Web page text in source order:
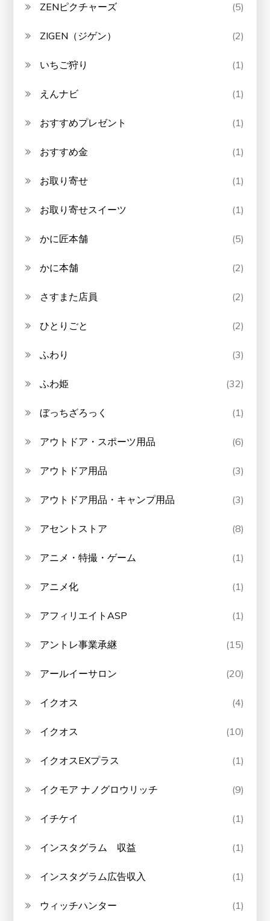
ZENピクチャーズ (5)
ZIGEN（ジゲン） (2)
いちご狩り (1)
えんナビ (1)
おすすめプレゼント (1)
おすすめ金 (1)
お取り寄せ (1)
お取り寄せスイーツ (1)
かに匠本舗 (5)
かに本舗 (2)
さすまた店員 (2)
ひとりごと (2)
ふわり (3)
ふわ姫 (32)
ぼっちざろっく (1)
アウトドア・スポーツ用品 (6)
アウトドア用品 (3)
アウトドア用品・キャンプ用品 (3)
アセントストア (8)
アニメ・特撮・ゲーム (1)
アニメ化 (1)
アフィリエイトASP (1)
アントレ事業承継 (15)
アールイーサロン (20)
イクオス (4)
イクオス (10)
イクオスEXプラス (1)
イクモア ナノグロウリッチ (9)
イチケイ (1)
インスタグラム 収益 (1)
インスタグラム広告収入 (1)
ウィッチハンター (1)